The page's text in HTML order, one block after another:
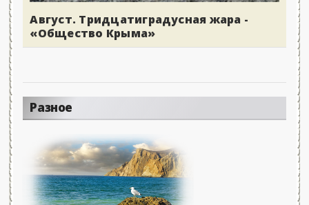
Август. Тридцатиградусная жара -
«Общество Крыма»
Разное